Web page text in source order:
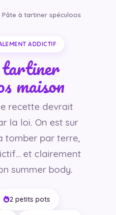
Pâte à tartiner spéculoos
ADDICTIF
tartiner
maison
recette devrait
la loi. On est sur
tomber par terre,
et clairement
summer body.
2 petits pots